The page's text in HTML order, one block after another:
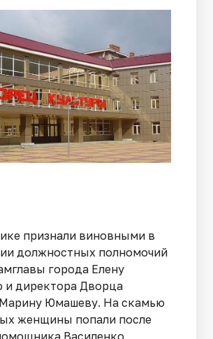
признали виновными в
должностных полномочий
города Елену
и директора Дворца
Юмашеву. На скамью
женщины попали после
Василенко.